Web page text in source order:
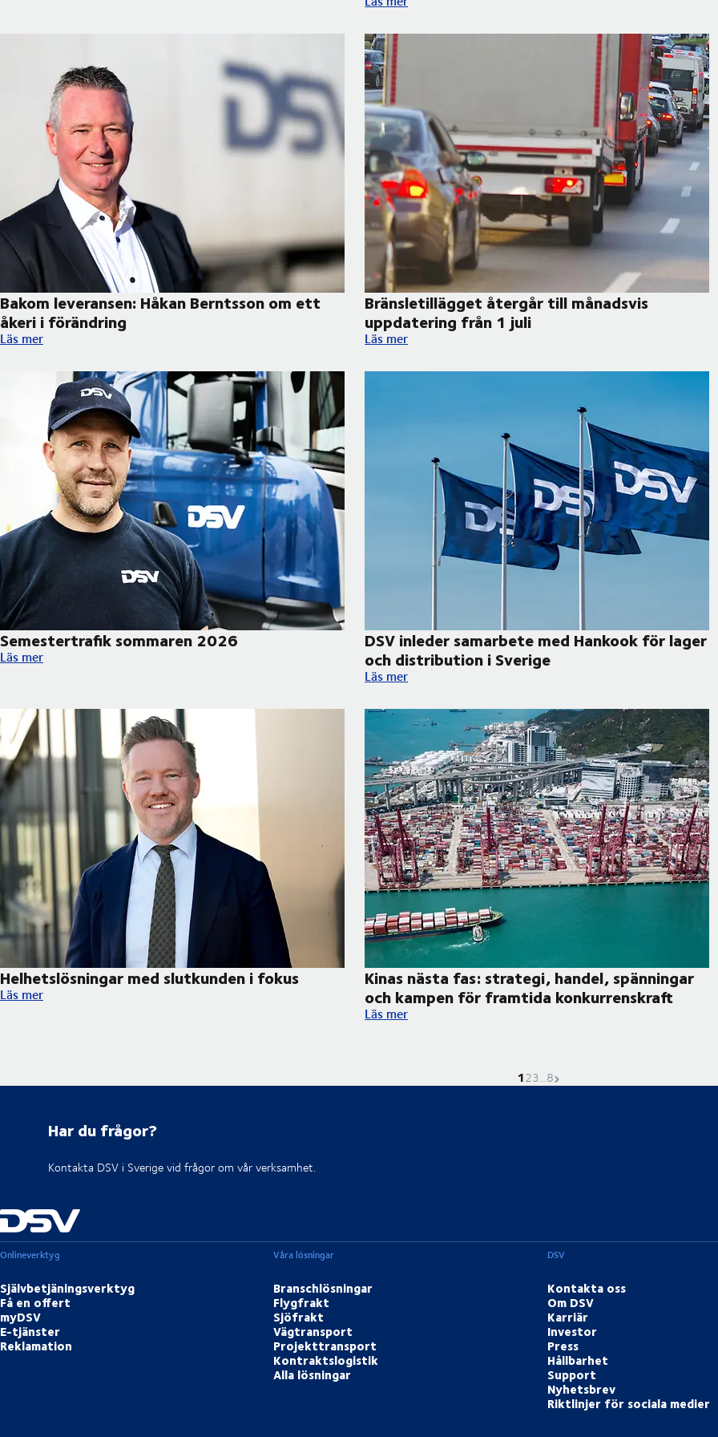
Bakom leveransen: Håkan Berntsson om ett
åkeri i förändring
Bakom leveransen: Håkan Berntsson om ett åkeri i förändring
Läs mer
Bränsletillägget återgår till månadsvis
uppdatering från 1 juli
Bränsletillägget återgår till månadsvis uppdatering från 1 juli
Läs mer
Semestertrafik sommaren 2026
Semestertrafik sommaren 2026
Läs mer
DSV inleder samarbete med Hankook för lager
och distribution i Sverige
DSV inleder samarbete med Hankook för lager och distribution
Läs mer
Helhetslösningar med slutkunden i fokus
Helhetslösningar med slutkunden i fokus
Läs mer
Kinas nästa fas: strategi, handel, spänningar
och kampen för framtida konkurrenskraft
Kinas nästa fas: strategi, handel, spänningar och kampen för
Läs mer
Nuvarande sida är
1Gå till sidan
2Gå till sidan
3...Gå till sidan
8Nästa sida
Har du frågor?
Kontakta DSV i Sverige vid frågor om vår verksamhet.
Onlineverktyg
Självbetjäningsverktyg
Få en offert
myDSV
E-tjänster
Reklamation
Våra lösningar
Branschlösningar
Flygfrakt
Sjöfrakt
Vägtransport
Projekttransport
Kontraktslogistik
Alla lösningar
DSV
Kontakta oss
Om DSV
Karriär
Investor
Press
Hållbarhet
Support
Nyhetsbrev
Riktlinjer för sociala medier